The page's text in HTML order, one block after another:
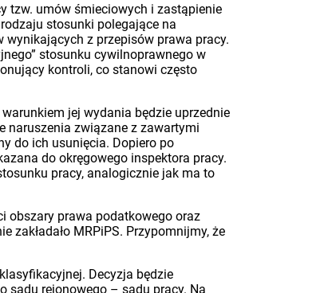
tzw. umów śmieciowych i zastąpienie
stosunki polegające na
wynikających z przepisów prawa pracy.
stosunku cywilnoprawnego w
kontroli, co stanowi często
jej wydania będzie uprzednie
naruszenia związane z zawartymi
do ich usunięcia. Dopiero po
do okręgowego inspektora pracy.
pracy, analogicznie jak ma to
obszary prawa podatkowego oraz
zakładało MRPiPS. Przypomnijmy, że
Decyzja będzie
sądu rejonowego – sądu pracy. Na